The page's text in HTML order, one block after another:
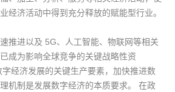
经济活动中得到充分释放的赋能型行业。
推进以及 5G、人工智能、物联网等相关
成为影响全球竞争的关键战略性资
经济发展的关键生产要素，加快推进数
机制是发展数字经济的本质要求。 在政